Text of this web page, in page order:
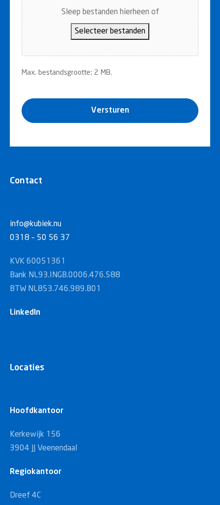
Sleep bestanden hierheen of
Selecteer bestanden
Max. bestandsgrootte: 2 MB.
Versturen
Contact
info@kubiek.nu
0318 – 50 56 37
KVK 60051361
Bank NL93.INGB.0006.476.588
BTW NL853.746.989.B01
LinkedIn
Locaties
Hoofdkantoor
Kerkewijk 156
3904 JJ Veenendaal
Regiokantoor
Dreef 4C